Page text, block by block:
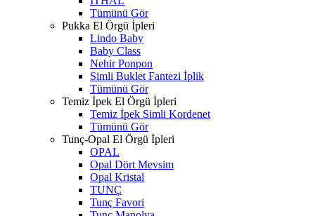
Tümünü Gör
Pukka El Örgü İpleri
Lindo Baby
Baby Class
Nehir Ponpon
Simli Buklet Fantezi İplik
Tümünü Gör
Temiz İpek El Örgü İpleri
Temiz İpek Simli Kordenet
Tümünü Gör
Tunç-Opal El Örgü İpleri
OPAL
Opal Dört Mevsim
Opal Kristal
TUNÇ
Tunç Favori